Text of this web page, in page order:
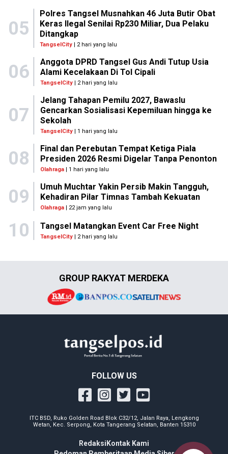
05
Polres Tangsel Musnahkan 46 Juta Butir Obat
Keras Ilegal Senilai Rp230 Miliar, Dua Pelaku
Ditangkap
TangselCity | 2 hari yang lalu
06
Anggota DPRD Tangsel Gus Andi Tutup Usia
Alami Kecelakaan Di Tol Cipali
TangselCity| 2 hari yang lalu
07
Jelang Tahapan Pemilu 2027, Bawaslu
Gencarkan Sosialisasi Kepemiluan hingga ke
Sekolah
TangselCity| 1 hari yang lalu
08
Final dan Perebutan Tempat Ketiga Piala
Presiden 2026 Resmi Digelar Tanpa Penonton
Olahraga| 1 hari yang lalu
09
Umuh Muchtar Yakin Persib Makin Tangguh,
Kehadiran Pilar Timnas Tambah Kekuatan
Olahraga| 22 jam yang lalu
10 Tangsel Matangkan Event Car Free Night
TangselCity | 2 hari yang lalu
GROUP RAKYAT MERDEKA
FOLLOW US
ITC BSD, Ruko Golden Road Blok C32/12, Jalan Raya, Lengkong
Wetan, Kec. Serpong, Kota Tangerang Selatan, Banten 15310
Redaksi Kontak Kami